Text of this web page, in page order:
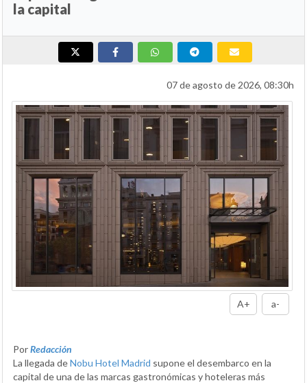
la capital
07 de agosto de 2026, 08:30h
A+ a-
PorRedacción
La llegada deNobu Hotel Madrid supone el desembarco en la
capital de una de las marcas gastronómicas y hoteleras más